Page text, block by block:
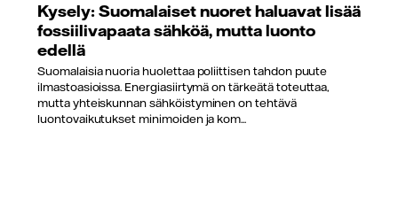
Kysely: Suomalaiset nuoret haluavat lisää
fossiilivapaata sähköä, mutta luonto
edellä
Suomalaisia nuoria huolettaa poliittisen tahdon puute
ilmastoasioissa. Energiasiirtymä on tärkeätä toteuttaa,
mutta yhteiskunnan sähköistyminen on tehtävä
luontovaikutukset minimoiden ja kom...